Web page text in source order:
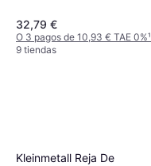
32,79 €
O 3 pagos de 10,93 € TAE 0%¹
9 tiendas
Kleinmetall Reja De